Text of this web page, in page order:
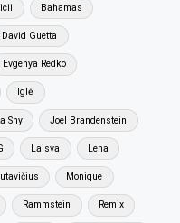
Bahamas
David Guetta
Evgenya Redko
Iglė
Shy Joel Brandenstein
Laisva Lena
Monique
Rammstein Remix